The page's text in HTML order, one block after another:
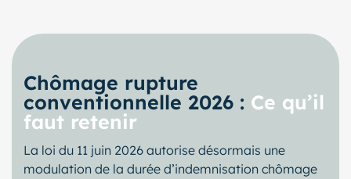
Chômage rupture
conventionnelle 2026 : Ce qu’il
faut retenir
La loi du 11 juin 2026 autorise désormais une
modulation de la durée d’indemnisation chômage